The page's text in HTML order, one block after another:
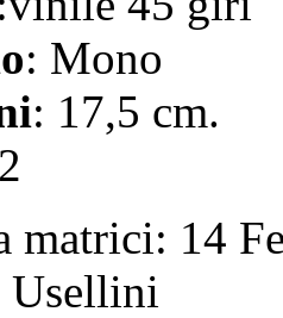
: Mono
: 17,5 cm.
matrici: 14
Usellini